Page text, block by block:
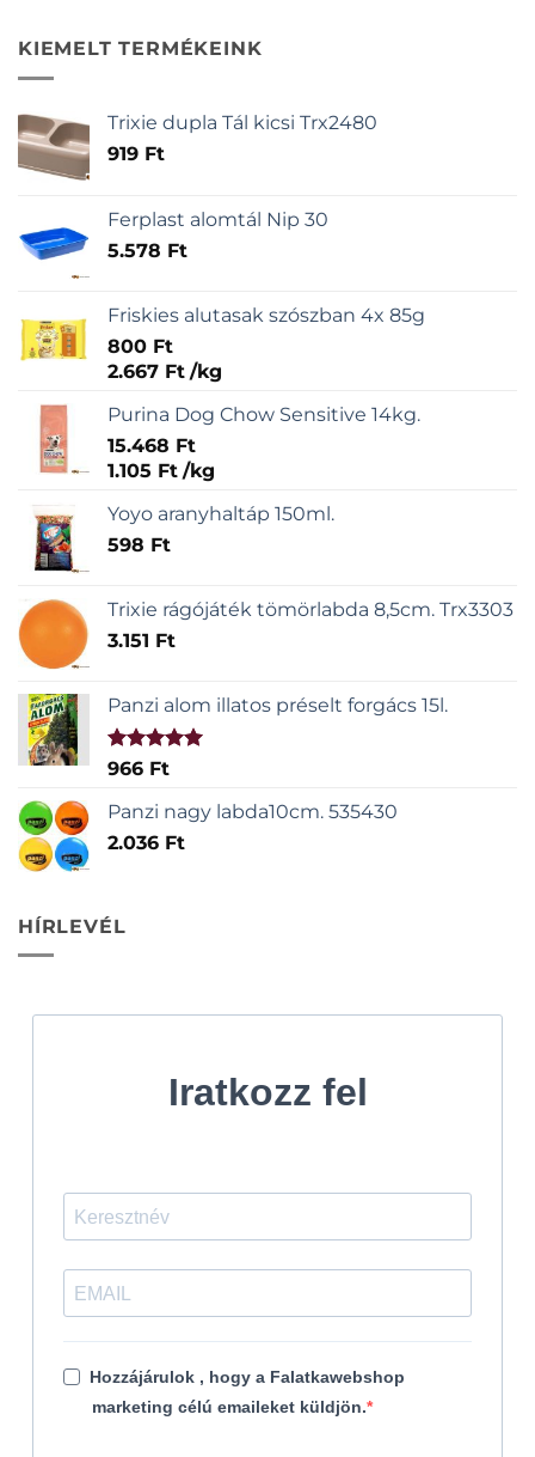
KIEMELT TERMÉKEINK
Trixie dupla Tál kicsi Trx2480
919 Ft
Ferplast alomtál Nip 30
5.578 Ft
Friskies alutasak szószban 4x 85g
800 Ft
2.667 Ft /kg
Purina Dog Chow Sensitive 14kg.
15.468 Ft
1.105 Ft /kg
Yoyo aranyhaltáp 150ml.
598 Ft
Trixie rágójáték tömörlabda 8,5cm. Trx3303
3.151 Ft
Panzi alom illatos préselt forgács 15l.
Értékelés:
966 Ft
Panzi nagy labda10cm. 535430
2.036 Ft
HÍRLEVÉL
Iratkozz fel
Hozzájárulok , hogy a Falatkawebshop
marketing célú emaileket küldjön.